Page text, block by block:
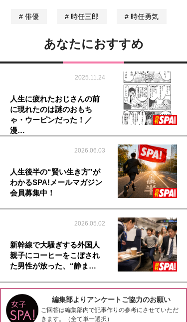
俳優 時任三郎 時任勇気
あなたにおすすめ
2025.11.24
人生に疲れたおじさんの前
に現れたのは謎のおもち
ゃ・ウーピンだった！／
漫…
2026.06.03
人生後半の“賢い生き方”が
わかるSPA!メールマガジン
会員募集中！
2026.05.02
新幹線で大騒ぎする外国人
親子にコーヒーをこぼされ
た男性が放った、“静ま…